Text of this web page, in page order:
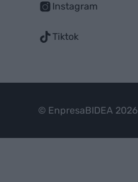
Instagram
Tiktok
© EnpresaBIDEA 2026